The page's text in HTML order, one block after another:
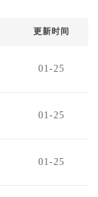
更新时间
01-25
01-25
01-25